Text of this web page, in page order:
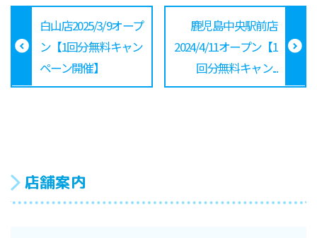
白山店2025/3/9オープ
ン【1回分無料キャン
ペーン開催】
鹿児島中央駅前店
2024/4/11オープン【1
回分無料キャン...
店舗案内